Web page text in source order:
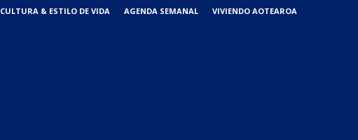
CULTURA & ESTILO DE VIDA AGENDA SEMANAL VIVIENDO AOTEAROA